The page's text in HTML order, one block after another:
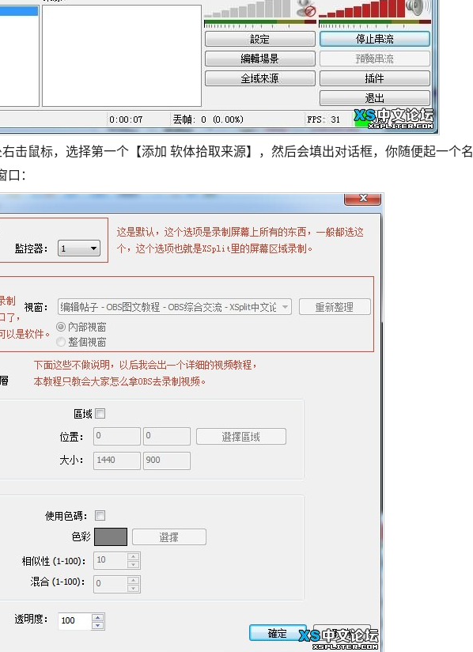
击鼠标，选择第一个【添加 软体拾取来源】，然后会填出对话框，你随便起一个名
：